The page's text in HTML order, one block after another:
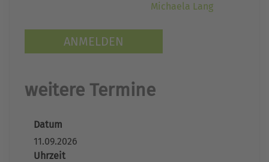
Michaela Lang
ANMELDEN
weitere Termine
Datum
11.09.2026
Uhrzeit